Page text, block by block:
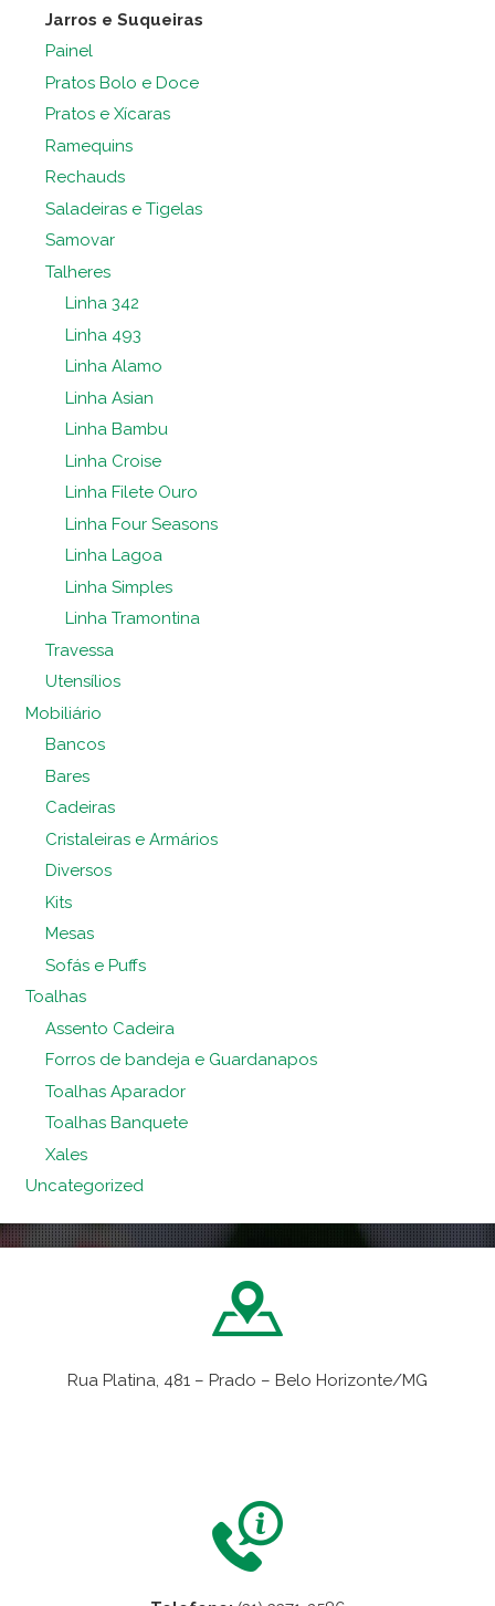
Jarros e Suqueiras
Painel
Pratos Bolo e Doce
Pratos e Xícaras
Ramequins
Rechauds
Saladeiras e Tigelas
Samovar
Talheres
Linha 342
Linha 493
Linha Alamo
Linha Asian
Linha Bambu
Linha Croise
Linha Filete Ouro
Linha Four Seasons
Linha Lagoa
Linha Simples
Linha Tramontina
Travessa
Utensílios
Mobiliário
Bancos
Bares
Cadeiras
Cristaleiras e Armários
Diversos
Kits
Mesas
Sofás e Puffs
Toalhas
Assento Cadeira
Forros de bandeja e Guardanapos
Toalhas Aparador
Toalhas Banquete
Xales
Uncategorized
Rua Platina, 481 – Prado – Belo Horizonte/MG